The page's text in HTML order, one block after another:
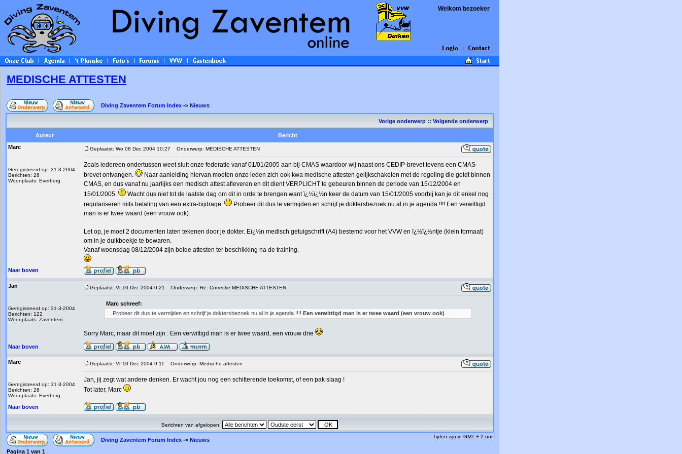
Welkom bezoeker
MEDISCHE ATTESTEN
Diving Zaventem Forum Index -> Nieuws
Vorige onderwerp :: Volgende onderwerp
Auteur
Bericht
Marc
Geregistreerd op: 31-3-2004
Berichten: 26
Woonplaats: Everberg
Geplaatst: Wo 08 Dec 2004 10:27 Onderwerp: MEDISCHE ATTESTEN
Zoals iedereen ondertussen weet sluit onze federatie vanaf 01/01/2005 aan bij CMAS waardoor wij naast ons CEDIP-brevet tevens een CMAS-
brevet ontvangen.
Naar aanleiding hiervan moeten onze leden zich ook kwa medische attesten gelijkschakelen met de regeling die geldt binnen
CMAS, en dus vanaf nu jaarlijks een medisch attest afleveren en dit dient VERPLICHT te gebeuren binnen de periode van 15/12/2004 en
15/01/2005.
Wacht dus niet tot de laatste dag om dit in orde te brengen want ï¿½ï¿½n keer de datum van 15/01/2005 voorbij kan je dit enkel nog
regulariseren mits betaling van een extra-bijdrage.
Probeer dit dus te vermijden en schrijf je doktersbezoek nu al in je agenda !!!! Een verwittigd
man is er twee waard (een vrouw ook).
Let op, je moet 2 documenten laten tekenen door je dokter. Eï¿½n medisch getuigschrift (A4) bestemd voor het VVW en ï¿½ï¿½ntje (klein formaat)
om in je duikboekje te bewaren.
Vanaf woensdag 08/12/2004 zijn beide attesten ter beschikking na de training.
Naar boven
Jan
Geregistreerd op: 31-3-2004
Berichten: 122
Woonplaats: Zaventem
Geplaatst: Vr 10 Dec 2004 0:21 Onderwerp: Re: Correctie MEDISCHE ATTESTEN
Marc schreef:
... Probeer dit dus te vermijden en schrijf je doktersbezoek nu al in je agenda !!!! Een verwittigd man is er twee waard (een vrouw ook)
Sorry Marc, maar dit moet zijn : Een verwittigd man is er twee waard, een vrouw drie
Naar boven
Marc
Geregistreerd op: 31-3-2004
Berichten: 26
Woonplaats: Everberg
Geplaatst: Vr 10 Dec 2004 9:11 Onderwerp: Medische attesten
Jan, jij zegt wat andere denken. Er wacht jou nog een schitterende toekomst, of een pak slaag !
Tot later, Marc
Naar boven
Berichten van afgelopen:
Diving Zaventem Forum Index -> Nieuws
Tijden zijn in GMT + 2 uur
Pagina 1 van 1